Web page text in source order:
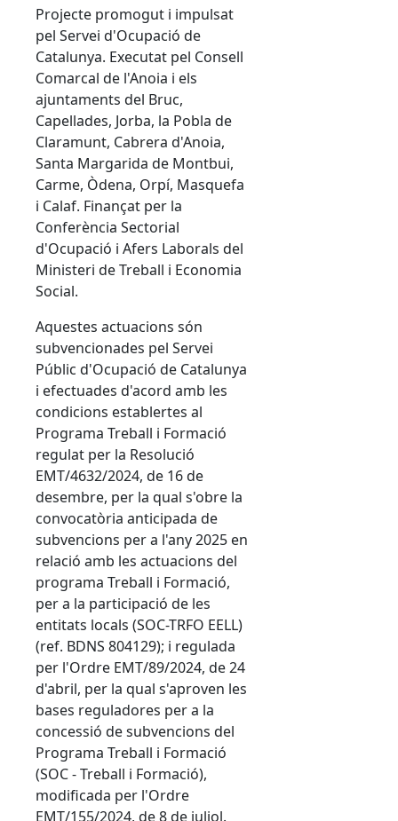
Projecte promogut i impulsat
pel Servei d'Ocupació de
Catalunya. Executat pel Consell
Comarcal de l'Anoia i els
ajuntaments del Bruc,
Capellades, Jorba, la Pobla de
Claramunt, Cabrera d'Anoia,
Santa Margarida de Montbui,
Carme, Òdena, Orpí, Masquefa
i Calaf. Finançat per la
Conferència Sectorial
d'Ocupació i Afers Laborals del
Ministeri de Treball i Economia
Social.
Aquestes actuacions són
subvencionades pel Servei
Públic d'Ocupació de Catalunya
i efectuades d'acord amb les
condicions establertes al
Programa Treball i Formació
regulat per la Resolució
EMT/4632/2024, de 16 de
desembre, per la qual s'obre la
convocatòria anticipada de
subvencions per a l'any 2025 en
relació amb les actuacions del
programa Treball i Formació,
per a la participació de les
entitats locals (SOC-TRFO EELL)
(ref. BDNS 804129); i regulada
per l'Ordre EMT/89/2024, de 24
d'abril, per la qual s'aproven les
bases reguladores per a la
concessió de subvencions del
Programa Treball i Formació
(SOC - Treball i Formació),
modificada per l'Ordre
EMT/155/2024, de 8 de juliol.